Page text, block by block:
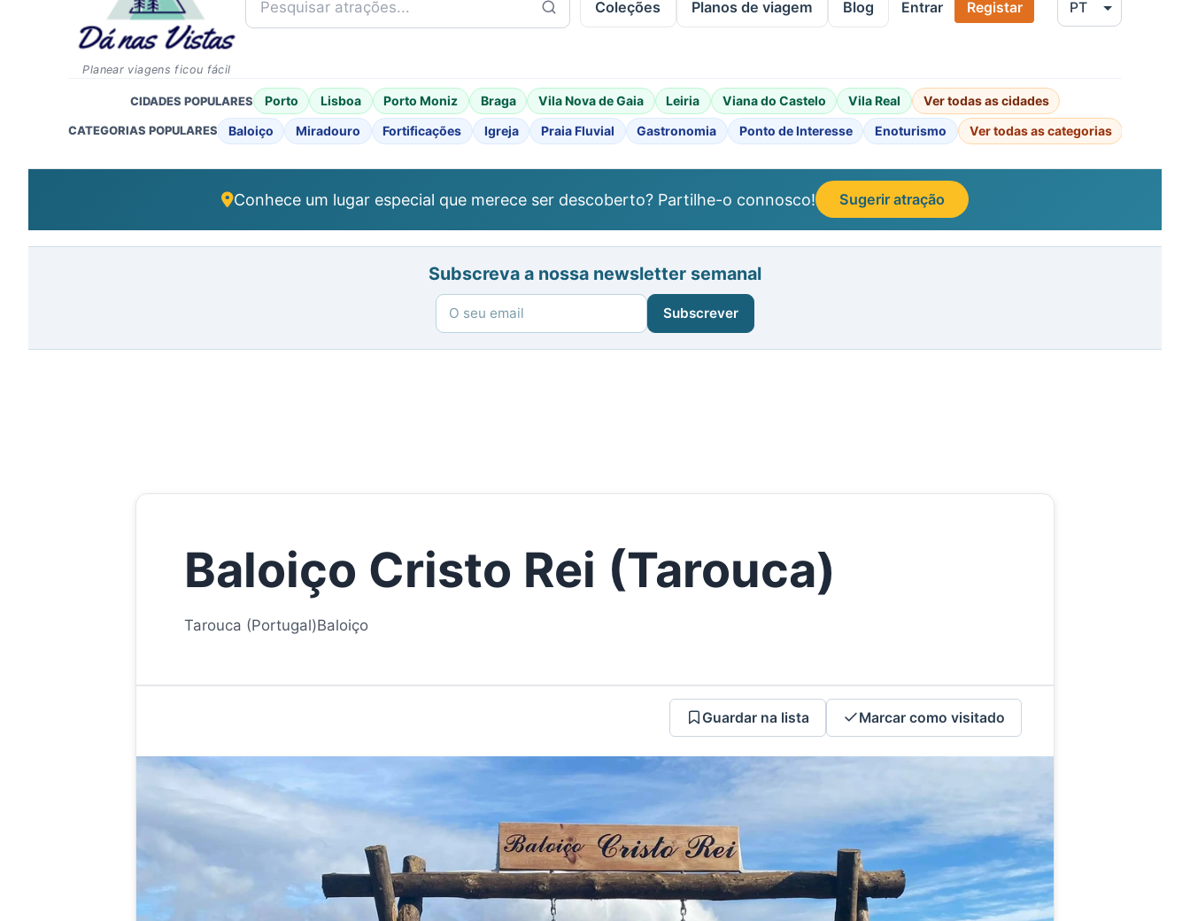
Planear viagens ficou fácil
Coleções Planos de viagem Blog Entrar Registar
CIDADES POPULARES Porto Lisboa Porto Moniz Braga Vila Nova de Gaia Leiria Viana do Castelo Vila Real Ver todas as cidades
CATEGORIAS POPULARES Baloiço Miradouro Fortificações Igreja Praia Fluvial Gastronomia Ponto de Interesse Enoturismo Ver todas as categorias
Conhece um lugar especial que merece ser descoberto? Partilhe-o connosco! Sugerir atração
Subscreva a nossa newsletter semanal
Subscrever
Baloiço Cristo Rei (Tarouca)
Tarouca (Portugal)Baloiço
Guardar na lista Marcar como visitado